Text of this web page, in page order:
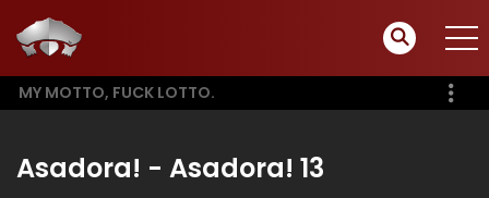
MY MOTTO, FUCK LOTTO.
Asadora! - Asadora! 13